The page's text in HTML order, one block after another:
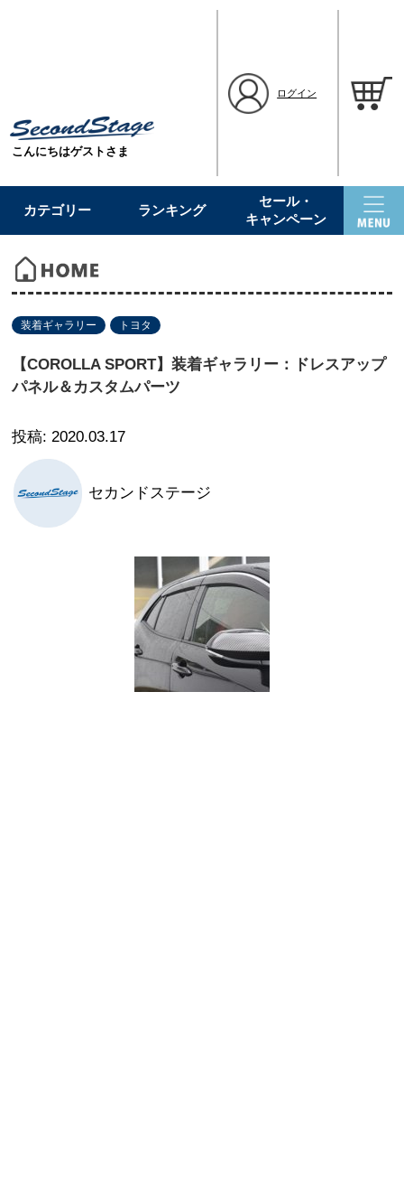
こんにちはゲストさま
ログイン
カテゴリー ランキング
セール・
キャンペーン
装着ギャラリー トヨタ
【COROLLA SPORT】装着ギャラリー：ドレスアップ
パネル＆カスタムパーツ
2020.03.17
セカンドステージ